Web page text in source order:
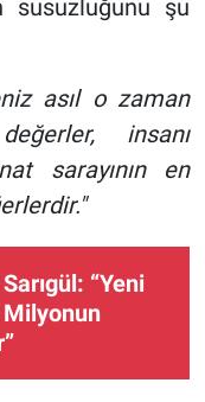
susuzluğunu şu
asıl o zaman
insanı
sarayının en
“Yeni